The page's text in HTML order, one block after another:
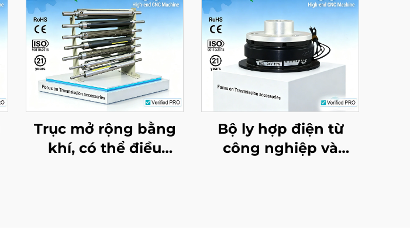
Trục mở rộng bằng
khí, có thể điều
Bộ ly hợp điện từ
công nghiệp và